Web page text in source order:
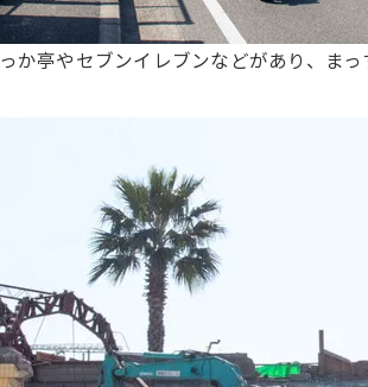
か亭やセブンイレブンなどがあり、ま